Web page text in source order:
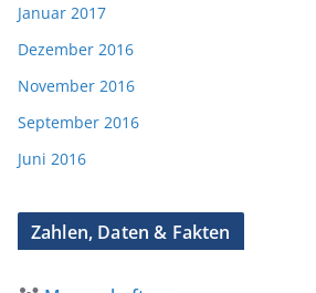
Januar 2017
Dezember 2016
November 2016
September 2016
Juni 2016
Zahlen, Daten & Fakten